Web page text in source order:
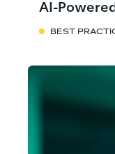
AI-
BEST